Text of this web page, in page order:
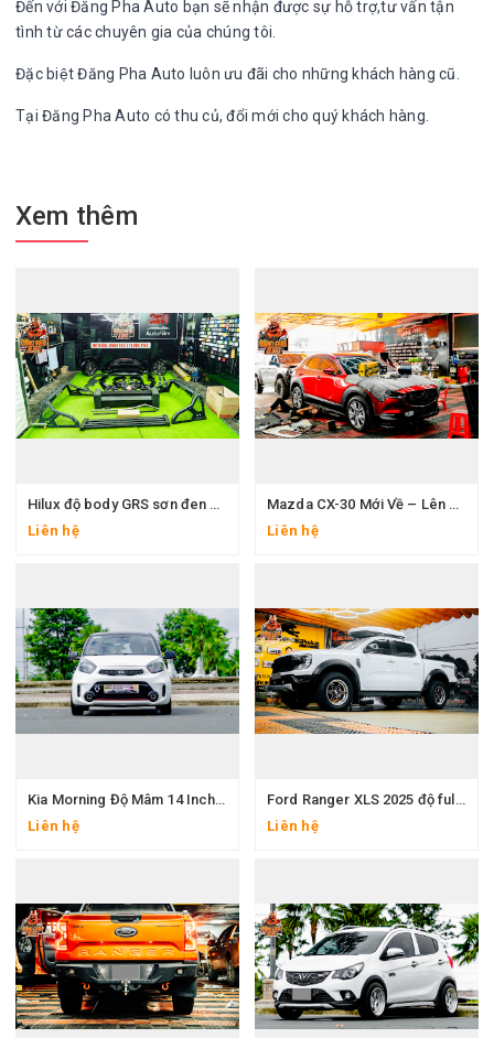
Đến với Đăng Pha Auto bạn sẽ nhận được sự hỗ trợ,tư vấn tận
tình từ các chuyên gia của chúng tôi.
Đặc biệt Đăng Pha Auto luôn ưu đãi cho những khách hàng cũ.
Tại Đăng Pha Auto có thu củ, đổi mới cho quý khách hàng.
Xem thêm
Hilux độ body GRS sơn đen – Combo nâng cấp đẳng cấp tại Đăng Pha Auto
Liên hệ
Mazda CX-30 Mới Về – Lên Đồ Full Option Ngay Tại Đăng Pha Auto
Liên hệ
Kia Morning Độ Mâm 14 Inch, Lốp Zin Kèm Cánh Gió Sau – Nâng Tầm Phong Cách Thể Thao
Liên hệ
Ford Ranger XLS 2025 độ full bài: Mâm D2 Thái Lan 18in, body Raptor, cốp nóc phi thuyền – Độ bán tải chuẩn cho dân chơi thứ thiệt
Liên hệ